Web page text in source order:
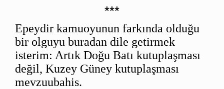
***
Epeydir kamuoyunun farkında olduğu
bir olguyu buradan dile getirmek
isterim: Artık Doğu Batı kutuplaşması
değil, Kuzey Güney kutuplaşması
mevzuubahis.